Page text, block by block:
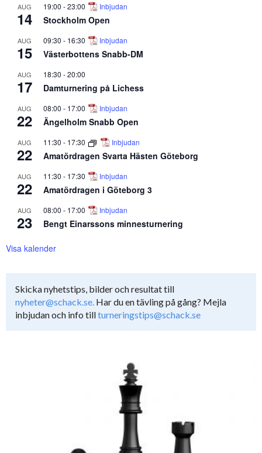
AUG
14
19:00 -23:00 Inbjudan
Stockholm Open
AUG
15
09:30 - 16:30 Inbjudan
Västerbottens Snabb-DM
AUG
17
18:30 -20:00
Damturnering på Lichess
AUG
22
08:00 - 17:00 Inbjudan
Ängelholm Snabb Open
AUG
22
11:30 - 17:30 Inbjudan
Amatördragen Svarta Hästen Göteborg
AUG
22
11:30 - 17:30 Inbjudan
Amatördragen i Göteborg 3
AUG
23
08:00 - 17:00 Inbjudan
Bengt Einarssons minnesturnering
Visa kalender
Skicka nyhetstips, bilder och resultat till
nyheter@schack.se. Har du en tävling på gång? Mejla
inbjudan och info tillturneringstips@schack.se